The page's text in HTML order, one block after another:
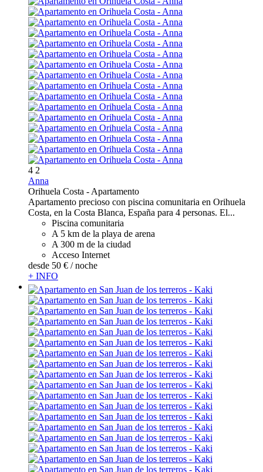
4 2
Anna
Orihuela Costa - Apartamento
Apartamento precioso con piscina comunitaria en Orihuela
Costa, en la Costa Blanca, España para 4 personas. El...
Piscina comunitaria
A 5 km de la playa de arena
A 300 m de la ciudad
Acceso Internet
desde 50 € / noche
+ INFO